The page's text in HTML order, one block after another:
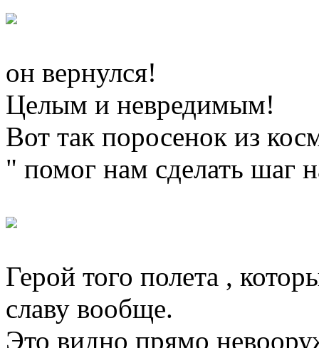
он вернулся!
Целым и невредимым!
Вот так поросенок из
" помог нам сделать шаг
Герой того полета ,
славу вообще.
Это видно прямо